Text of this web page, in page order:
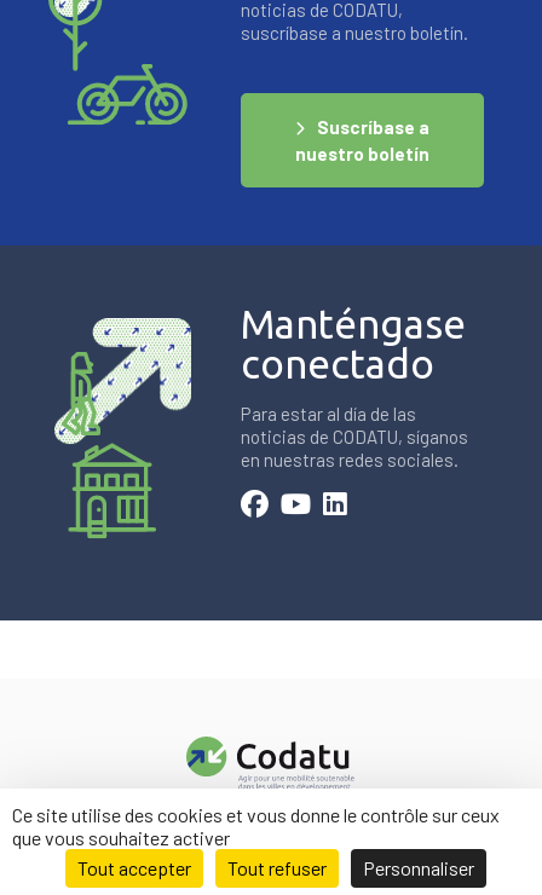
noticias de CODATU,
suscríbase a nuestro boletín.
Suscríbase a
nuestro boletín
Manténgase
conectado
Para estar al día de las
noticias de CODATU, síganos
en nuestras redes sociales.
Menciones legales
Ce site utilise des cookies et vous donne le contrôle sur ceux
que vous souhaitez activer
Tout accepter
Tout refuser Personnaliser